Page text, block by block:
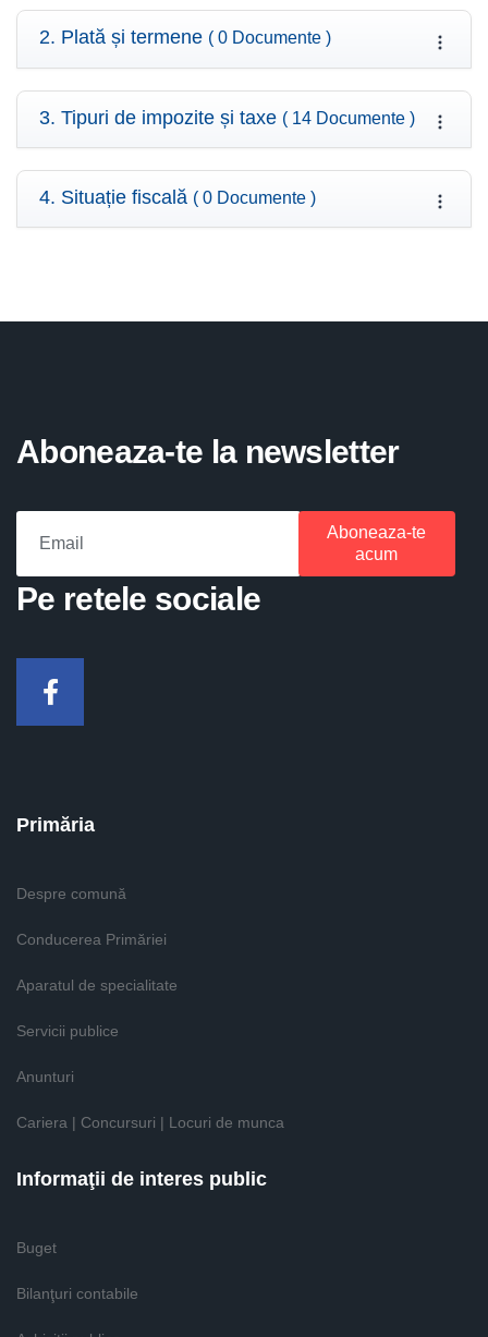
2. Plată și termene ( 0 Documente )
3. Tipuri de impozite și taxe ( 14 Documente )
4. Situație fiscală ( 0 Documente )
Aboneaza-te la newsletter
Aboneaza-te
acum
Pe retele sociale
Facebook
Primăria
Despre comună
Conducerea Primăriei
Aparatul de specialitate
Servicii publice
Anunturi
Cariera | Concursuri | Locuri de munca
Informaţii de interes public
Buget
Bilanţuri contabile